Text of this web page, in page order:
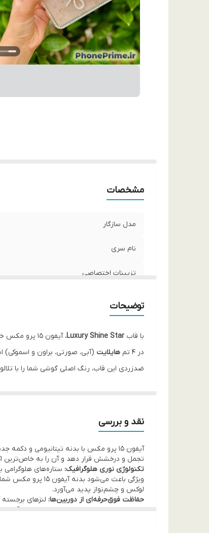
مشخصات
مدل سازگار
نام سری
تزیینات اختصاصی
جنس بدنه
توضیحات
با قاب Luxury Shine Star
در ۴ تم
هایلایت (آبی، صورتی، براون و
ضد‌زردی این قاب، رنگ اصلی گوشی شما را با
نقد و بررسی
آیفون ۱۵ پرو مکس با بدنه تیتانیومی و دکمه جدید اکشن (Action Button)، شاهکار مهندسی اپل است. قاب سری
تجمل و درخشش قرار دهد و آن را به خاص‌ترین
تکنولوژی نوری هلوگرافیک:
ویژگی باعث
لوکس و چشم‌نواز پدید می‌آورد.
حفاظت فوق‌حرفه‌ای از دوربین‌ها:
پوشانده و با ایجاد لبه‌های برجسته، امنیت